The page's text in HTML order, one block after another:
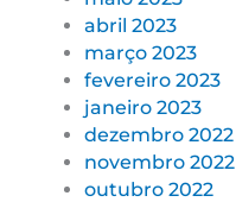
abril 2023
março 2023
fevereiro 2023
janeiro 2023
dezembro 2022
novembro 2022
outubro 2022